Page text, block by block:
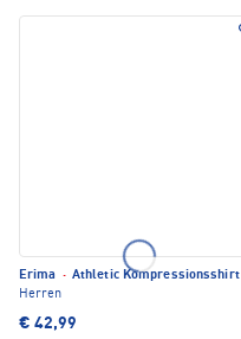
Erima · Athletic Kompressionsshirt
Herren
€ 42,99